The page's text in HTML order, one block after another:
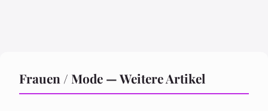
Frauen / Mode — Weitere Artikel